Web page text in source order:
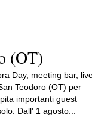
(OT)
Day, meeting bar,
Teodoro (OT) per
importanti guest
Dall' 1 agosto...